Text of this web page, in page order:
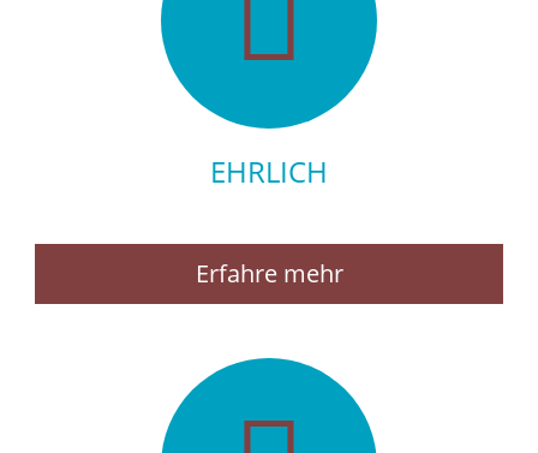
EHRLICH
Erfahre mehr